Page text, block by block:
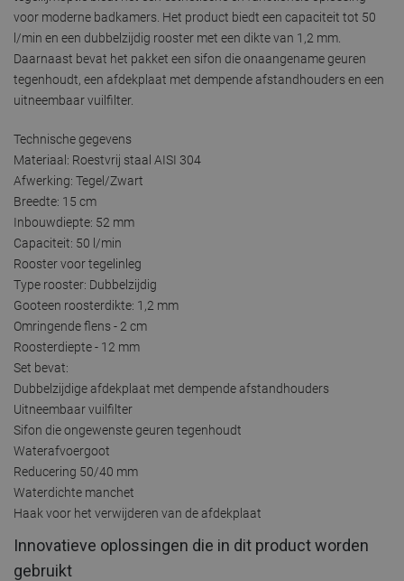
voor moderne badkamers. Het product biedt een capaciteit tot 50
l/min en een dubbelzijdig rooster met een dikte van 1,2 mm.
Daarnaast bevat het pakket een sifon die onaangename geuren
tegenhoudt, een afdekplaat met dempende afstandhouders en een
uitneembaar vuilfilter.
Technische gegevens
Materiaal: Roestvrij staal AISI 304
Afwerking: Tegel/Zwart
Breedte: 15 cm
Inbouwdiepte: 52 mm
Capaciteit: 50 l/min
Rooster voor tegelinleg
Type rooster: Dubbelzijdig
Gooteen roosterdikte: 1,2 mm
Omringende flens - 2 cm
Roosterdiepte - 12 mm
Set bevat:
Dubbelzijdige afdekplaat met dempende afstandhouders
Uitneembaar vuilfilter
Sifon die ongewenste geuren tegenhoudt
Waterafvoergoot
Reducering 50/40 mm
Waterdichte manchet
Haak voor het verwijderen van de afdekplaat
Innovatieve oplossingen die in dit product worden
gebruikt